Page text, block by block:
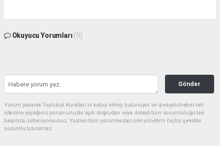
Okuyucu Yorumları (0)
Gönder
Yorum yazarak Topluluk Kuralları’nı kabul etmiş bulunuyor ve ipekyoluhaber.net
sitesine yaptığınız yorumunuzla ilgili doğrudan veya dolaylı tüm sorumluluğu tek
başınıza üstleniyorsunuz. Yazılan tüm yorumlardan site yönetimi hiçbir şekilde
sorumlu tutulamaz.